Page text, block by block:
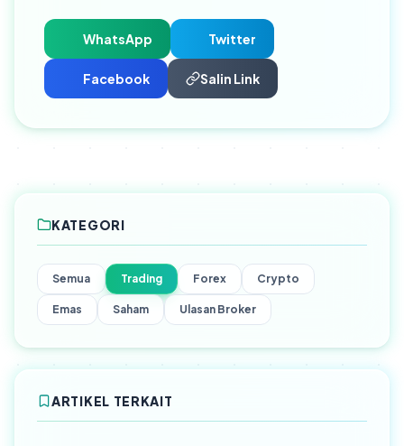
WhatsApp Twitter
Facebook Salin Link
KATEGORI
Semua Trading Forex Crypto
Emas Saham Ulasan Broker
ARTIKEL TERKAIT